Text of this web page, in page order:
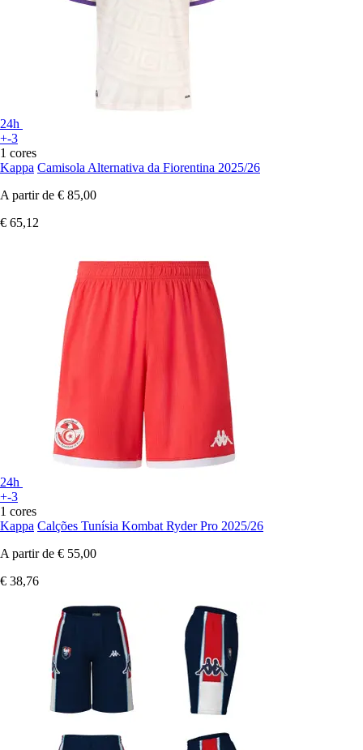
24h
+-3
1 cores
Kappa Camisola Alternativa da Fiorentina 2025/26
A partir de € 85,00
€ 65,12
24h
+-3
1 cores
Kappa Calções Tunísia Kombat Ryder Pro 2025/26
A partir de € 55,00
€ 38,76